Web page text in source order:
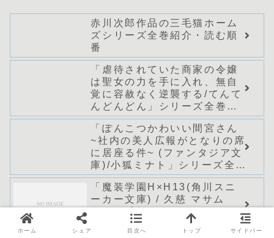
赤川次郎作品の三毛猫ホーム
ズシリーズ全巻紹介・読む順
番
「虐待されていた商家の令嬢
は聖女の力を手に入れ、無自
覚に容赦なく逆襲する/てんて
んどんどん」シリーズ全巻の
あらすじ・感想
「ぽんこつかわいい間宮さん
~社内の美人広報がとなりの席
に居座る件~ (ファンタジア文
庫)/小狐ミナト」シリーズ全巻
のあらすじ・感想
「魔装学園H×H13(角川スニ
ーカー文庫) / 久慈 マサム
ネ」の感想
ホーム シェア 目次へ トップ サイドバー